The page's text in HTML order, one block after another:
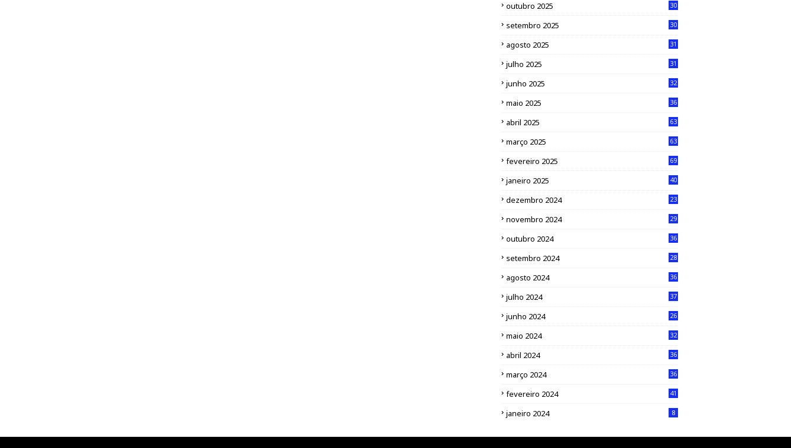
outubro 2025 30
setembro 2025 30
agosto 2025 31
julho 2025 31
junho 2025 32
maio 2025 36
abril 2025 63
março 2025 63
fevereiro 2025 69
janeiro 2025 40
dezembro 2024 23
novembro 2024 29
outubro 2024 36
setembro 2024 28
agosto 2024 36
julho 2024 37
junho 2024 26
maio 2024 32
abril 2024 36
março 2024 36
fevereiro 2024 41
janeiro 2024 8